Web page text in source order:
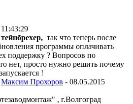
так что теперь после
программы оплачивать
поддержку ? Вопросов по
нет, просто нужно решить почему
!
Максим Прохоров - 08.05.2015
, г.Волгоград